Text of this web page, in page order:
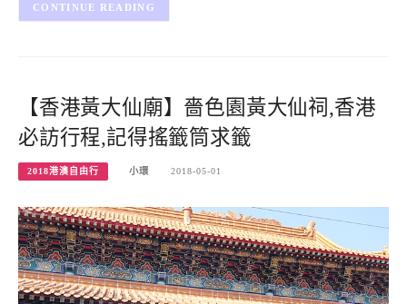
CONTINUE READING
【香港黃大仙廟】嗇色園黃大仙祠,香港
必訪行程,記得搖籤筒求籤
2018港澳自由行 小環 2018-05-01